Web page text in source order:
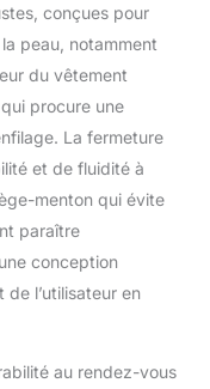
conçues pour
peau, notamment
du vêtement
procure une
La fermeture
et de fluidité à
menton qui évite
paraître
conception
l’utilisateur en
au rendez-vous